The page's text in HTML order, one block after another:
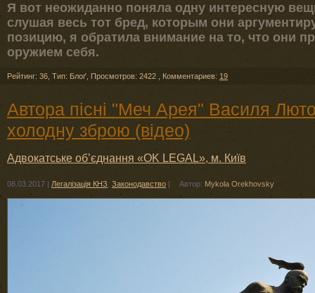
Я вот неожиданно поняла одну интересную
слушая весь тот бред, которым они
позицию, я обратила внимание на то, что они
оружием себя.
Рейтинг: 36 Тип: Блоґ Просмотров: 2422 Комментариев: 19
Автора пісні "Меч Арея" Василя
холодну зброю (відео)
Адвокатське об’єднання «OK LEGAL», м. Київ
08.03.2017 | Легалізація КНЗ Законодавство | Автор: Mykola Orekhovsky